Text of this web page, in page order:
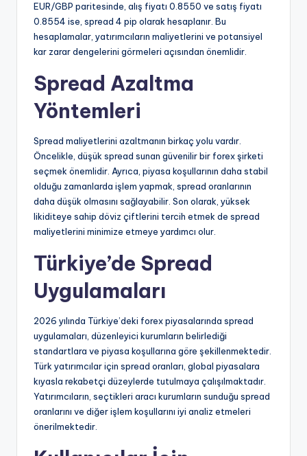
EUR/GBP paritesinde, alış fiyatı 0.8550 ve satış fiyatı
0.8554 ise, spread 4 pip olarak hesaplanır. Bu
hesaplamalar, yatırımcıların maliyetlerini ve potansiyel
kar zarar dengelerini görmeleri açısından önemlidir.
Spread Azaltma
Yöntemleri
Spread maliyetlerini azaltmanın birkaç yolu vardır.
Öncelikle, düşük spread sunan güvenilir bir forex şirketi
seçmek önemlidir. Ayrıca, piyasa koşullarının daha stabil
olduğu zamanlarda işlem yapmak, spread oranlarının
daha düşük olmasını sağlayabilir. Son olarak, yüksek
likiditeye sahip döviz çiftlerini tercih etmek de spread
maliyetlerini minimize etmeye yardımcı olur.
Türkiye’de Spread
Uygulamaları
2026 yılında Türkiye’deki forex piyasalarında spread
uygulamaları, düzenleyici kurumların belirlediği
standartlara ve piyasa koşullarına göre şekillenmektedir.
Türk yatırımcılar için spread oranları, global piyasalara
kıyasla rekabetçi düzeylerde tutulmaya çalışılmaktadır.
Yatırımcıların, seçtikleri aracı kurumların sunduğu spread
oranlarını ve diğer işlem koşullarını iyi analiz etmeleri
önerilmektedir.